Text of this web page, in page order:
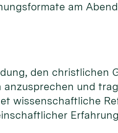
am
den christlichen
und
wissenschaftliche